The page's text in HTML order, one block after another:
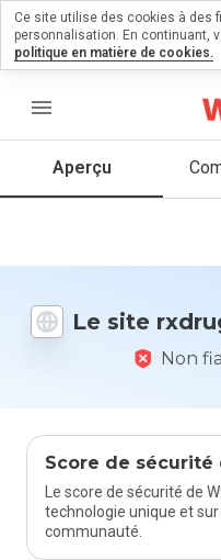
menu
Aperçu
Le site
Non
Score de sécurité
Le score de sécurité de
technologie unique et
communauté.
un
1 et 5
vous à ce
site ?
Ce site utilise des cookies à des
personnalisation. En continuant,
politique en matière de cookies.